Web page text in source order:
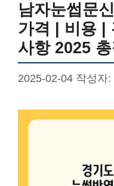
남자눈썹문
가격 | 비용 |
사항 2025 총
2025-02-04 작성자: